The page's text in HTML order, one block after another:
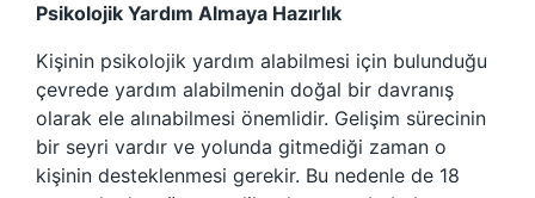
Psikolojik Yardım Almaya Hazırlık
Kişinin psikolojik yardım alabilmesi için bulunduğu
çevrede yardım alabilmenin doğal bir davranış
olarak ele alınabilmesi önemlidir. Gelişim sürecinin
bir seyri vardır ve yolunda gitmediği zaman o
kişinin desteklenmesi gerekir. Bu nedenle de 18